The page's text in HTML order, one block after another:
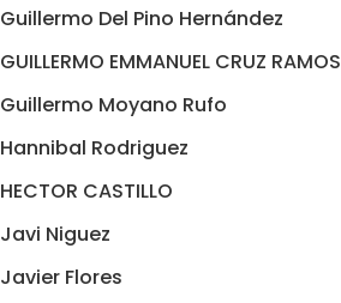
Guillermo Del Pino Hernández
GUILLERMO EMMANUEL CRUZ RAMOS
Guillermo Moyano Rufo
Hannibal Rodriguez
HECTOR CASTILLO
Javi Niguez
Javier Flores